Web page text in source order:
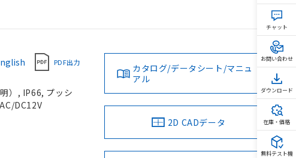
PDF出力
）, IP66, プッシ
DC12V
カタログ/データシート/マニュ
アル
2D CADデータ
チャット
お問い合わせ
ダウンロード
在庫・価格
無料テスト機